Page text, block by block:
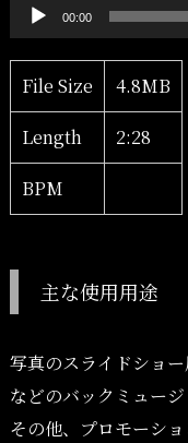
声
プ
レ
ー
00:00
File Size 4.8MB
Length 2:28
BPM
主な使用用途
写真のスライドショ
などのバックミュージ
その他、プロモーシ